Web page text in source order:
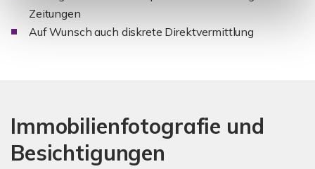
Zeitungen
Auf Wunsch auch diskrete Direktvermittlung
Immobilienfotografie und
Besichtigungen